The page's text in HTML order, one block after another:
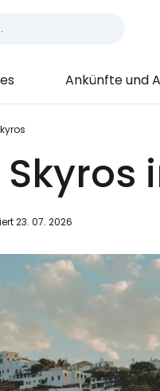
Ankünfte und
23. 07. 2026